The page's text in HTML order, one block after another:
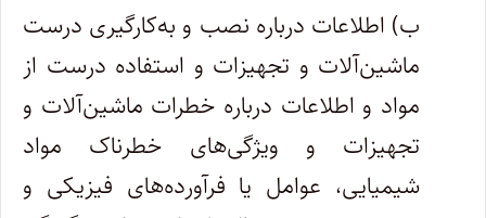
ب) اطلاعات درباره نصب و به‌کارگیری درست
ماشین‌آلات و تجهیزات و استفاده درست از
مواد و اطلاعات درباره خطرات ماشین‌آلات و
تجهیزات و ویژگی‌های خطرناک مواد
شیمیایی، عوامل یا فرآورده‌های فیزیکی و